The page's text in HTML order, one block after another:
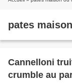
pates
Cannelloni
crumble au